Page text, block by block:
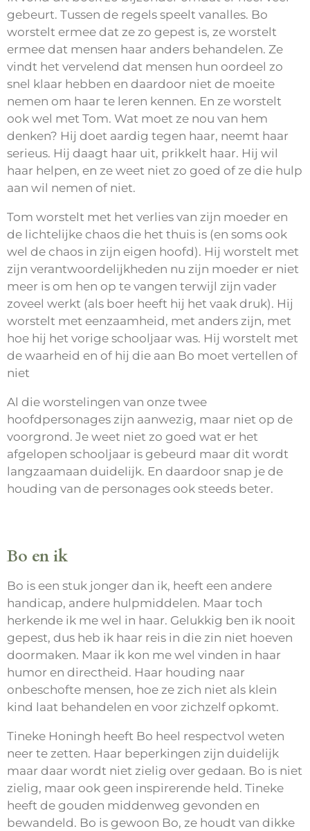
gebeurt. Tussen de regels speelt vanalles. Bo
worstelt ermee dat ze zo gepest is, ze worstelt
ermee dat mensen haar anders behandelen. Ze
vindt het vervelend dat mensen hun oordeel zo
snel klaar hebben en daardoor niet de moeite
nemen om haar te leren kennen. En ze worstelt
ook wel met Tom. Wat moet ze nou van hem
denken? Hij doet aardig tegen haar, neemt haar
serieus. Hij daagt haar uit, prikkelt haar. Hij wil
haar helpen, en ze weet niet zo goed of ze die hulp
aan wil nemen of niet.
Tom worstelt met het verlies van zijn moeder en
de lichtelijke chaos die het thuis is (en soms ook
wel de chaos in zijn eigen hoofd). Hij worstelt met
zijn verantwoordelijkheden nu zijn moeder er niet
meer is om hen op te vangen terwijl zijn vader
zoveel werkt (als boer heeft hij het vaak druk). Hij
worstelt met eenzaamheid, met anders zijn, met
hoe hij het vorige schooljaar was. Hij worstelt met
de waarheid en of hij die aan Bo moet vertellen of
niet
Al die worstelingen van onze twee
hoofdpersonages zijn aanwezig, maar niet op de
voorgrond. Je weet niet zo goed wat er het
afgelopen schooljaar is gebeurd maar dit wordt
langzaamaan duidelijk. En daardoor snap je de
houding van de personages ook steeds beter.
Bo en ik
Bo is een stuk jonger dan ik, heeft een andere
handicap, andere hulpmiddelen. Maar toch
herkende ik me wel in haar. Gelukkig ben ik nooit
gepest, dus heb ik haar reis in die zin niet hoeven
doormaken. Maar ik kon me wel vinden in haar
humor en directheid. Haar houding naar
onbeschofte mensen, hoe ze zich niet als klein
kind laat behandelen en voor zichzelf opkomt.
Tineke Honingh heeft Bo heel respectvol weten
neer te zetten. Haar beperkingen zijn duidelijk
maar daar wordt niet zielig over gedaan. Bo is niet
zielig, maar ook geen inspirerende held. Tineke
heeft de gouden middenweg gevonden en
bewandeld. Bo is gewoon Bo, ze houdt van dikke